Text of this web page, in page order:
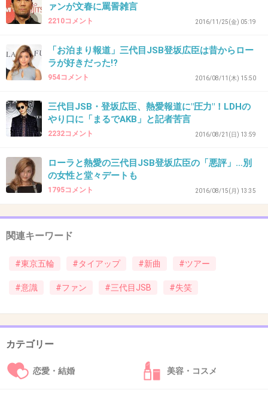
だっさすぎてワロタww
+625
43. 匿名2016/10/30(日) 11:17:43
ダサすぎて倒れそう
このおじさんが一番悪い
45. 匿名2016/10/30(日) 11:17:53
まぁ五輪自体、電通が買収したようなもんだけ
ァンが文春に罵詈雑言
2210コメント 2016/11/25(金) 05:19
「お泊まり報道」三代目JSB登坂広臣は昔からロー
ラが好きだった!?
954コメント 2016/08/11(木) 15:50
三代目JSB・登坂広臣、熱愛報道に"圧力"！LDHの
やり口に「まるでAKB」と記者苦言
2232コメント 2016/08/21(日) 13:59
ローラと熱愛の三代目JSB登坂広臣の「悪評」…別
の女性と堂々デートも
1795コメント 2016/08/15(月) 13:35
関連キーワード
#東京五輪 #タイアップ #新曲 #ツアー
#意識 #ファン #三代目JSB #失笑
カテゴリー
恋愛・結婚 美容・コスメ